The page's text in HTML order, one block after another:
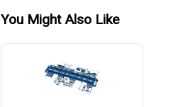
You Might Also Like